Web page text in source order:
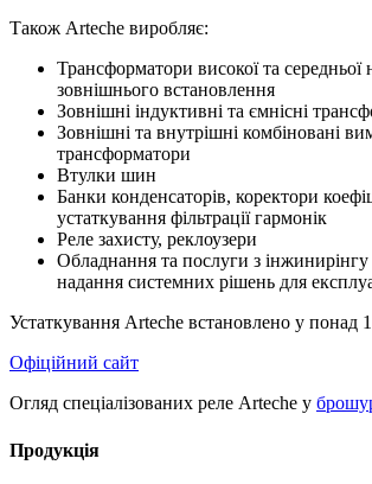
Також Arteche виробляє:
Трансформатори високої та середньої
зовнішнього встановлення
Зовнішні індуктивні та ємнісні
Зовнішні та внутрішні комбіновані
трансформатори
Втулки шин
Банки конденсаторів, коректори
устаткування фільтрації гармонік
Реле захисту, реклоузери
Обладнання та послуги з інжинирінгу
надання системних рішень для
Устаткування Arteche встановлено у понад
Офіційний сайт
Огляд спеціалізованих реле Arteche у
Продукція